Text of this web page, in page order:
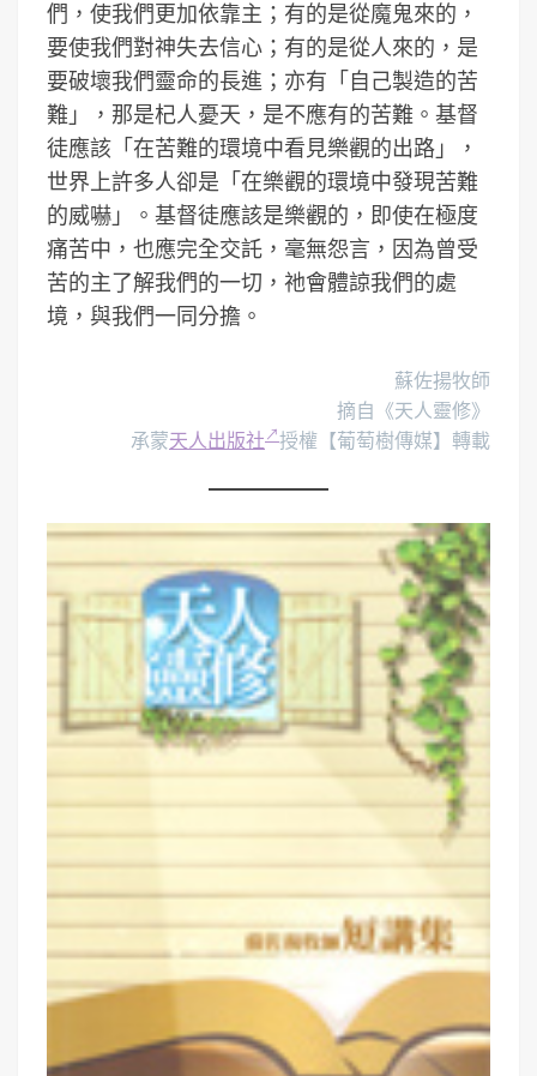
們，使我們更加依靠主；有的是從魔鬼來的，
要使我們對神失去信心；有的是從人來的，是
要破壞我們靈命的長進；亦有「自己製造的苦
難」，那是杞人憂天，是不應有的苦難。基督
徒應該「在苦難的環境中看見樂觀的出路」，
世界上許多人卻是「在樂觀的環境中發現苦難
的威嚇」。基督徒應該是樂觀的，即使在極度
痛苦中，也應完全交託，毫無怨言，因為曾受
苦的主了解我們的一切，祂會體諒我們的處
境，與我們一同分擔。
蘇佐揚牧師
摘自《天人靈修》
承蒙天人出版社 授權【葡萄樹傳媒】轉載